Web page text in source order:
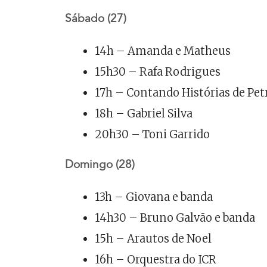
Sábado (27)
14h – Amanda e Matheus
15h30 – Rafa Rodrigues
17h – Contando Histórias de
18h – Gabriel Silva
20h30 – Toni Garrido
Domingo (28)
13h – Giovana e banda
14h30 – Bruno Galvão e banda
15h – Arautos de Noel
16h – Orquestra do ICR